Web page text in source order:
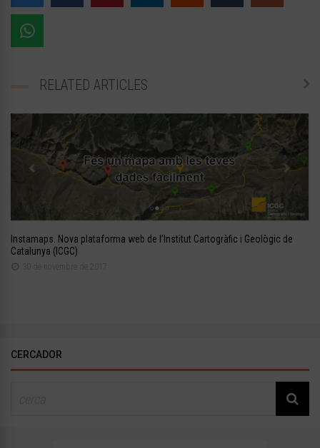
RELATED ARTICLES
Instamaps. Nova plataforma web de l’Institut Cartogràfic i Geològic de
Catalunya (ICGC)
30 de novembre de 2017
CERCADOR